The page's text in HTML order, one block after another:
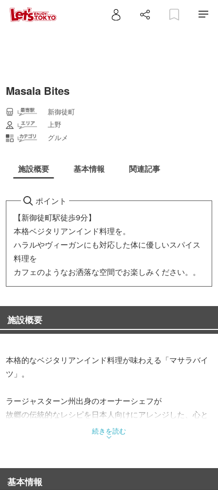
Masala Bites
新御徒町
上野
グルメ
施設概要 基本情報 関連記事
ポイント
【新御徒町駅徒歩9分】
本格ベジタリアンインド料理を。
ハラルやヴィーガンにも対応した体に優しいスパイス
料理を
カフェのようなお洒落な空間でお楽しみください。。
施設概要
本格的なベジタリアンインド料理が味わえる「マサラバイ
ツ」。
ラージャスターン州出身のオーナーシェフが
故郷の伝統的なレシピを日本人向けにアレンジした、心と
体に優しい料理を提供します。
ベジタリアンはもちろん、ヴィーガン、グルテンフリー、
ハラルにも対応しており
続きを読む
基本情報